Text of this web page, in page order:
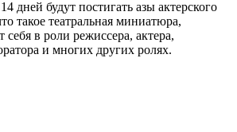
дней будут постигать азы актерского
такое театральная миниатюра,
в роли режиссера, актера,
и многих других ролях.